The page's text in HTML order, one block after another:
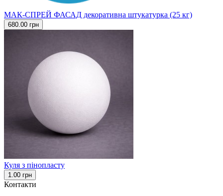
МАК-СПРЕЙ ФАСАД декоративна штукатурка (25 кг)
680.00 грн
Куля з пінопласту
1.00 грн
Контакти